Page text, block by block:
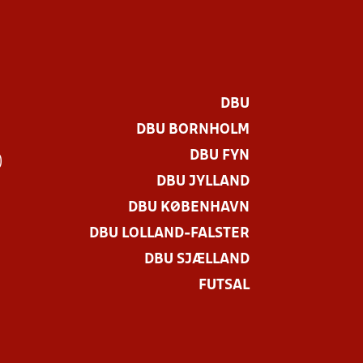
DBU
DBU BORNHOLM
DBU FYN
DBU JYLLAND
DBU KØBENHAVN
DBU LOLLAND-FALSTER
DBU SJÆLLAND
FUTSAL